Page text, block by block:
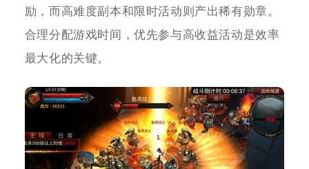
励，而高难度副本和限时活动则产出稀有勋章。
合理分配游戏时间，优先参与高收益活动是效率
最大化的关键。